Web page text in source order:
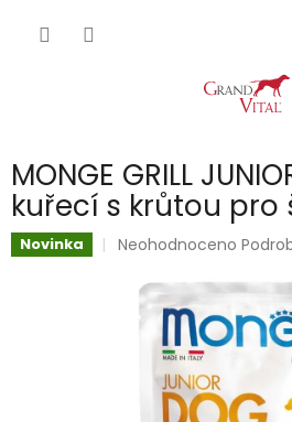
MONGE GRILL
kuřecí s krůtou pro
Novinka
Průměrné
produktu
0,0
hvězdiček.
Neohodnoceno